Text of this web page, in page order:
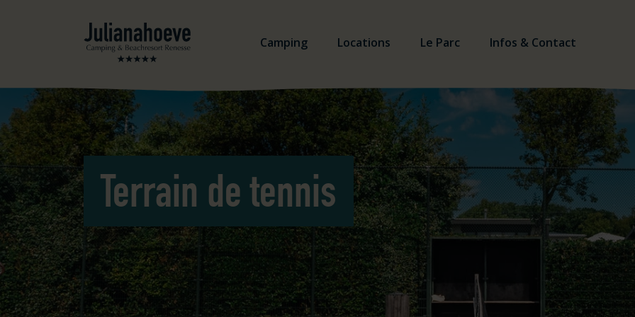
Logo Julianahoeve Camping Locations Le Parc Infos & Contact
Terrain de tennis